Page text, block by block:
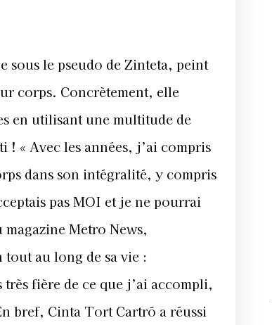
sous le pseudo de Zinteta, peint
corps. Concrètement, elle
en utilisant une multitude de
« Avec les années, j’ai compris
dans son intégralité, y compris
pas MOI et je ne pourrai
magazine Metro News,
au long de sa vie :
fière de ce que j’ai accompli,
bref, Cinta Tort Cartró a réussi